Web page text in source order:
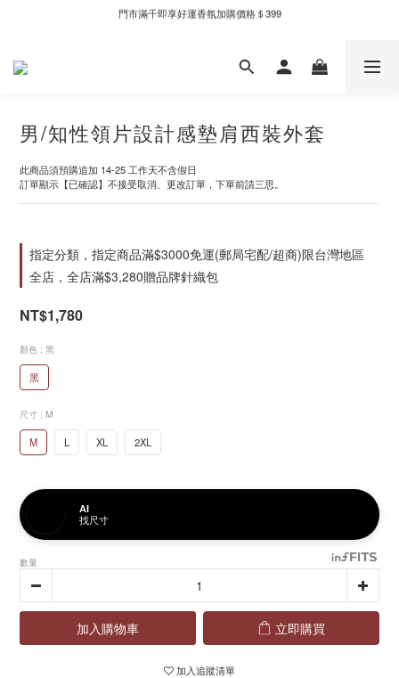
新自製款系列首批限時優惠｜單件95折，任兩件9折
門市滿千即享好運香氛加購價格＄399
男/知性領片設計感墊肩西裝外套
此商品須預購追加 14-25 工作天不含假日
訂單顯示【已確認】不接受取消、更改訂單，下單前請三思。
指定分類，指定商品滿$3000免運(郵局宅配/超商)限台灣地區
全店，全店滿$3,280贈品牌針織包
NT$1,780
顏色 : 黑
黑
尺寸 : M
M L XL 2XL
AI
找尺寸
數量
加入購物車 立即購買
加入追蹤清單